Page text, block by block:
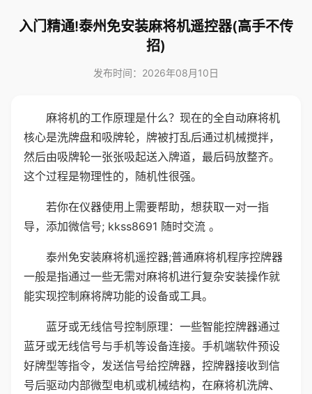
入门精通!泰州免安装麻将机遥控器(高手不传
招)
发布时间：2026年08月10日
麻将机的工作原理是什么？现在的全自动麻将机
核心是洗牌盘和吸牌轮，牌被打乱后通过机械搅拌，
然后由吸牌轮一张张吸起送入牌道，最后码放整齐。
这个过程是物理性的，随机性很强。
若你在仪器使用上需要帮助，想获取一对一指
导，添加微信号; kkss8691 随时交流 。
泰州免安装麻将机遥控器;普通麻将机程序控牌器
一般是指通过一些无需对麻将机进行复杂安装操作就
能实现控制麻将牌功能的设备或工具。
蓝牙或无线信号控制原理：一些智能控牌器通过
蓝牙或无线信号与手机等设备连接。手机端软件预设
好牌型等指令，发送信号给控牌器，控牌器接收到信
号后驱动内部微型电机或机械结构，在麻将机洗牌、